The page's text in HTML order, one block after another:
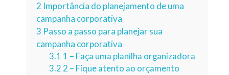
2 Importância do planejamento de uma
campanha corporativa
3 Passo a passo para planejar sua
campanha corporativa
3.1 1 – Faça uma planilha organizadora
3.2 2 – Fique atento ao orçamento